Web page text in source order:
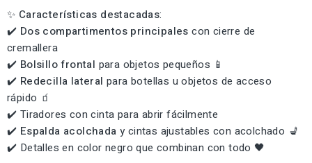
✨ Características destacadas:
✔️ Dos compartimentos principales con cierre de
cremallera
✔️ Bolsillo frontal para objetos pequeños 📱
✔️ Redecilla lateral para botellas u objetos de acceso
rápido 🧃
✔️ Tiradores con cinta para abrir fácilmente
✔️ Espalda acolchada y cintas ajustables con acolchado 💺
✔️ Detalles en color negro que combinan con todo 🖤